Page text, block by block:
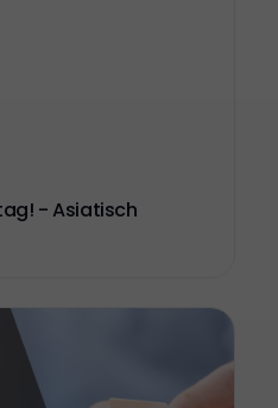
- Asiatisch